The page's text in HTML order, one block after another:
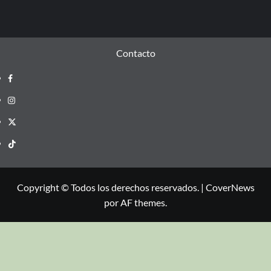
Contacto
Copyright © Todos los derechos reservados. | CoverNews
por AF themes.